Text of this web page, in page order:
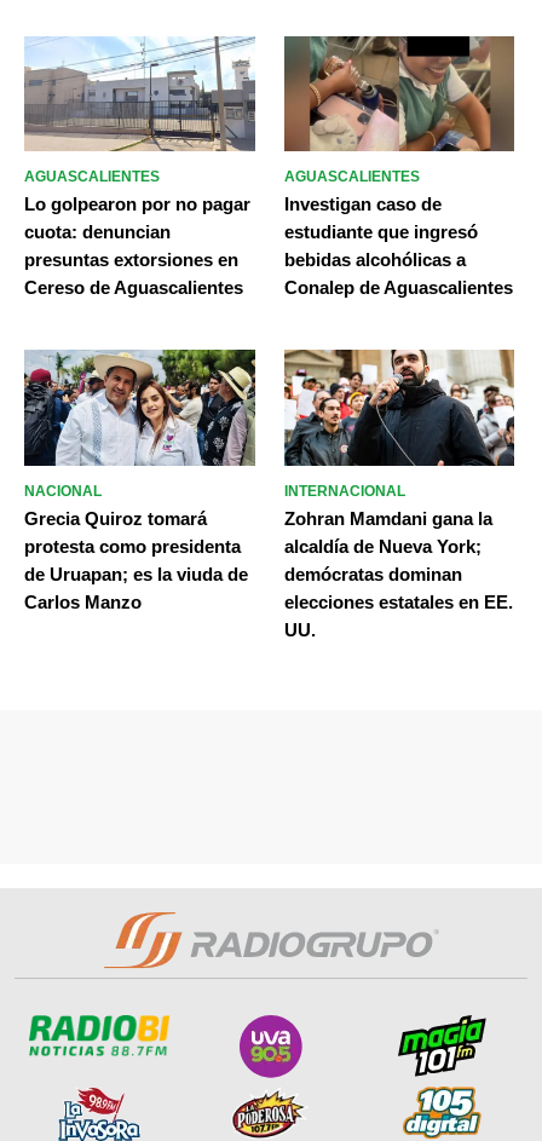
AGUASCALIENTES
Lo golpearon por no pagar
cuota: denuncian
presuntas extorsiones en
Cereso de Aguascalientes
AGUASCALIENTES
Investigan caso de
estudiante que ingresó
bebidas alcohólicas a
Conalep de Aguascalientes
NACIONAL
Grecia Quiroz tomará
protesta como presidenta
de Uruapan; es la viuda de
Carlos Manzo
INTERNACIONAL
Zohran Mamdani gana la
alcaldía de Nueva York;
demócratas dominan
elecciones estatales en EE.
UU.